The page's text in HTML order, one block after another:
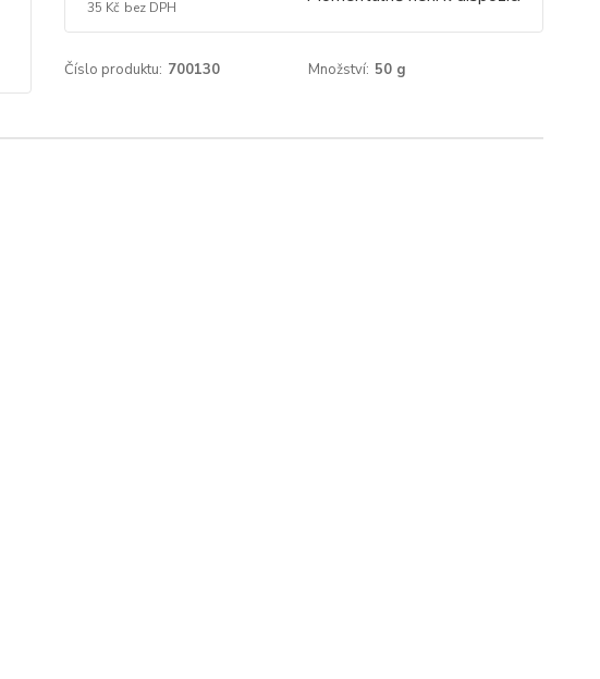
35 Kč bez DPH
Číslo produktu: 700130 Množství: 50 g